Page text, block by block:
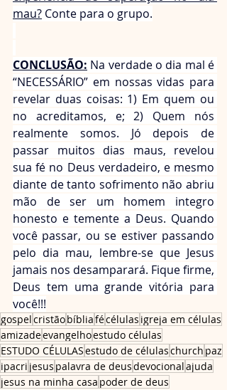
mau? Conte para o grupo.
CONCLUSÃO: Na verdade o dia mal é
“NECESSÁRIO” em nossas vidas para
revelar duas coisas: 1) Em quem ou
no acreditamos, e; 2) Quem nós
realmente somos. Jó depois de
passar muitos dias maus, revelou
sua fé no Deus verdadeiro, e mesmo
diante de tanto sofrimento não abriu
mão de ser um homem integro
honesto e temente a Deus. Quando
você passar, ou se estiver passando
pelo dia mau, lembre-se que Jesus
jamais nos desamparará. Fique firme,
Deus tem uma grande vitória para
você!!!
gospelcristãobíbliafécélulas igreja em células
amizadeevangelhoestudo células
ESTUDO CÉLULASestudo de célulaschurch paz
ipacri jesus palavra de deusdevocionalajuda
jesus na minha casa poder de deus